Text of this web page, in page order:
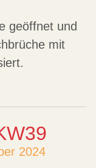
geöffnet und
mit
2024